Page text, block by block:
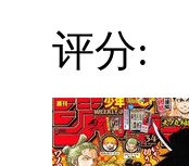
评分: